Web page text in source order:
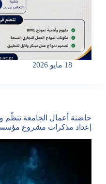
18 مايو 2026
حاضنة أعمال الجامعة تنظّم
إعداد مذكرات مشروع